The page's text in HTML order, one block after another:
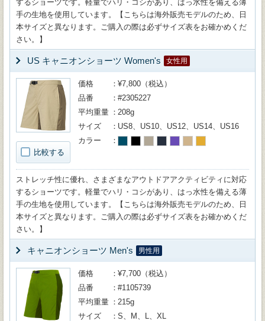
するショーツです。軽量でハリ・コシがあり、はっ水性を備える薄
手の生地を使用しています。【こちらは海外販売モデルのため、日
本サイズと異なります。ご購入の際は必ずサイズ表をお確かめくだ
さい。】
US キャニオンショーツ Women's 女性用
比較する
価格
¥7,800（税込）
品番
#2305227
平均重量
208g
サイズ
US8、US10、US12、US14、US16
カラー
ストレッチ性に優れ、さまざまなアウトドアアクティビティに対応
するショーツです。軽量でハリ・コシがあり、はっ水性を備える薄
手の生地を使用しています。【こちらは海外販売モデルのため、日
本サイズと異なります。ご購入の際は必ずサイズ表をお確かめくだ
さい。】
キャニオンショーツ Men's 男性用
価格
¥7,700（税込）
品番
#1105739
平均重量
215g
サイズ
S、M、L、XL